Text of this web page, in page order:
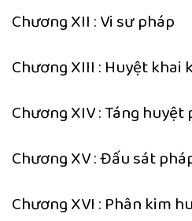
Chương XII : Vi sư pháp
Chương XIII : Huyệt khai
Chương XIV : Táng huyệt
Chương XV : Đấu sát
Chương XVI : Phân kim